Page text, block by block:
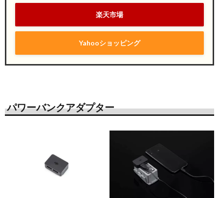
楽天市場
Yahooショッピング
パワーバンクアダプター